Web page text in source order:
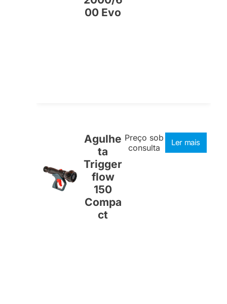
00 Evo
Agulhe
ta
Trigger
flow
150
Compa
ct
Preço sob
consulta
Ler mais